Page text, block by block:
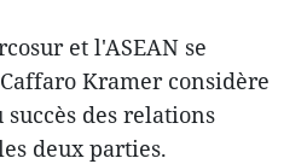
et l'ASEAN se
Kramer considère
des relations
deux parties.